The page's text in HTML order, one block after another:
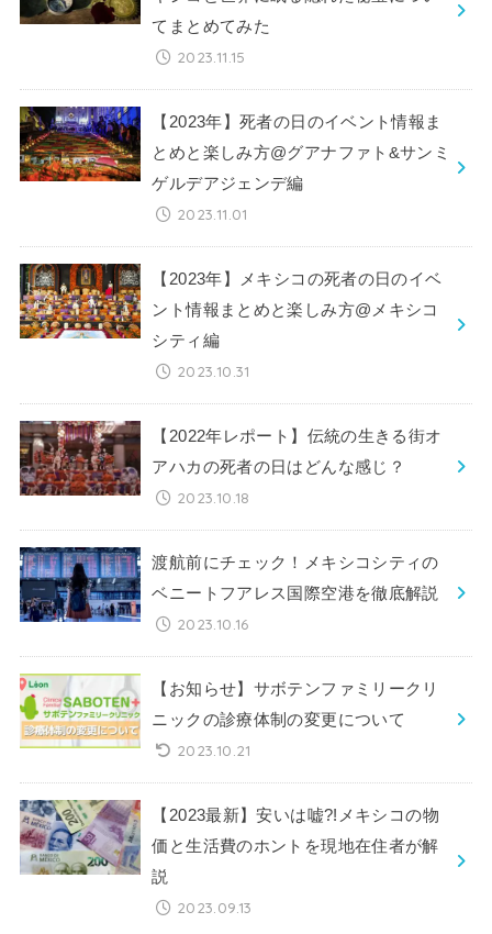
てまとめてみた
2023.11.15
【2023年】死者の日のイベント情報ま
とめと楽しみ方@グアナファト&サンミ
ゲルデアジェンデ編
2023.11.01
【2023年】メキシコの死者の日のイベ
ント情報まとめと楽しみ方@メキシコ
シティ編
2023.10.31
【2022年レポート】伝統の生きる街オ
アハカの死者の日はどんな感じ？
2023.10.18
渡航前にチェック！メキシコシティの
ベニートフアレス国際空港を徹底解説
2023.10.16
【お知らせ】サボテンファミリークリ
ニックの診療体制の変更について
2023.10.21
【2023最新】安いは嘘?!メキシコの物
価と生活費のホントを現地在住者が解
説
2023.09.13